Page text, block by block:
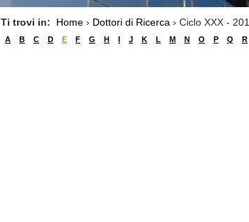
Ti trovi in: Home › Dottori di Ricerca › Ciclo XXX -
A B C D E F G H I J K L M N O P Q R